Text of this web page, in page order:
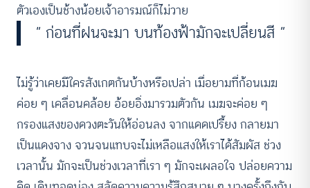
ตัวเองเป็นช้างน้อยเจ้าอารมณ์ก็ไม่วาย
“ ก่อนที่ฝนจะมา บนท้องฟ้ามักจะเปลี่ยนสี “
ไม่รู้ว่าเคยมีใครสังเกตกันบ้างหรือเปล่า เมื่อยามที่ก้อนเมฆ
ค่อย ๆ เคลื่อนคล้อย อ้อยอิ่งมารวมตัวกัน เมฆจะค่อย ๆ
กรองแสงของดวงตะวันให้อ่อนลง จากแดดเปรี้ยง กลายมา
เป็นแดงจาง จวนจนแทบจะไม่เหลือแสงให้เราได้สัมผัส ช่วง
เวลานั้น มักจะเป็นช่วงเวลาที่เรา ๆ มักจะเผลอใจ ปล่อยความ